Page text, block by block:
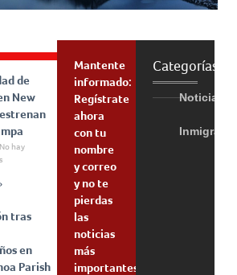
de
New
No hay
tras
en
Parish
Mantente
informado:
Regístrate
ahora
con tu
nombre
y correo
y no te
pierdas
las
noticias
más
importantes
Categorías
Noticias